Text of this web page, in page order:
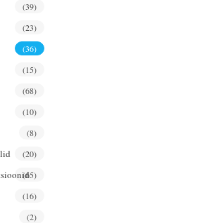
(39)
(23)
(36)
(15)
(68)
(10)
(8)
(20)
(65)
(16)
(2)